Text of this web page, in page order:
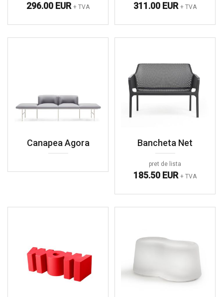
296.00 EUR + TVA 311.00 EUR + TVA
Canapea Agora Bancheta Net
pret de lista
185.50 EUR + TVA